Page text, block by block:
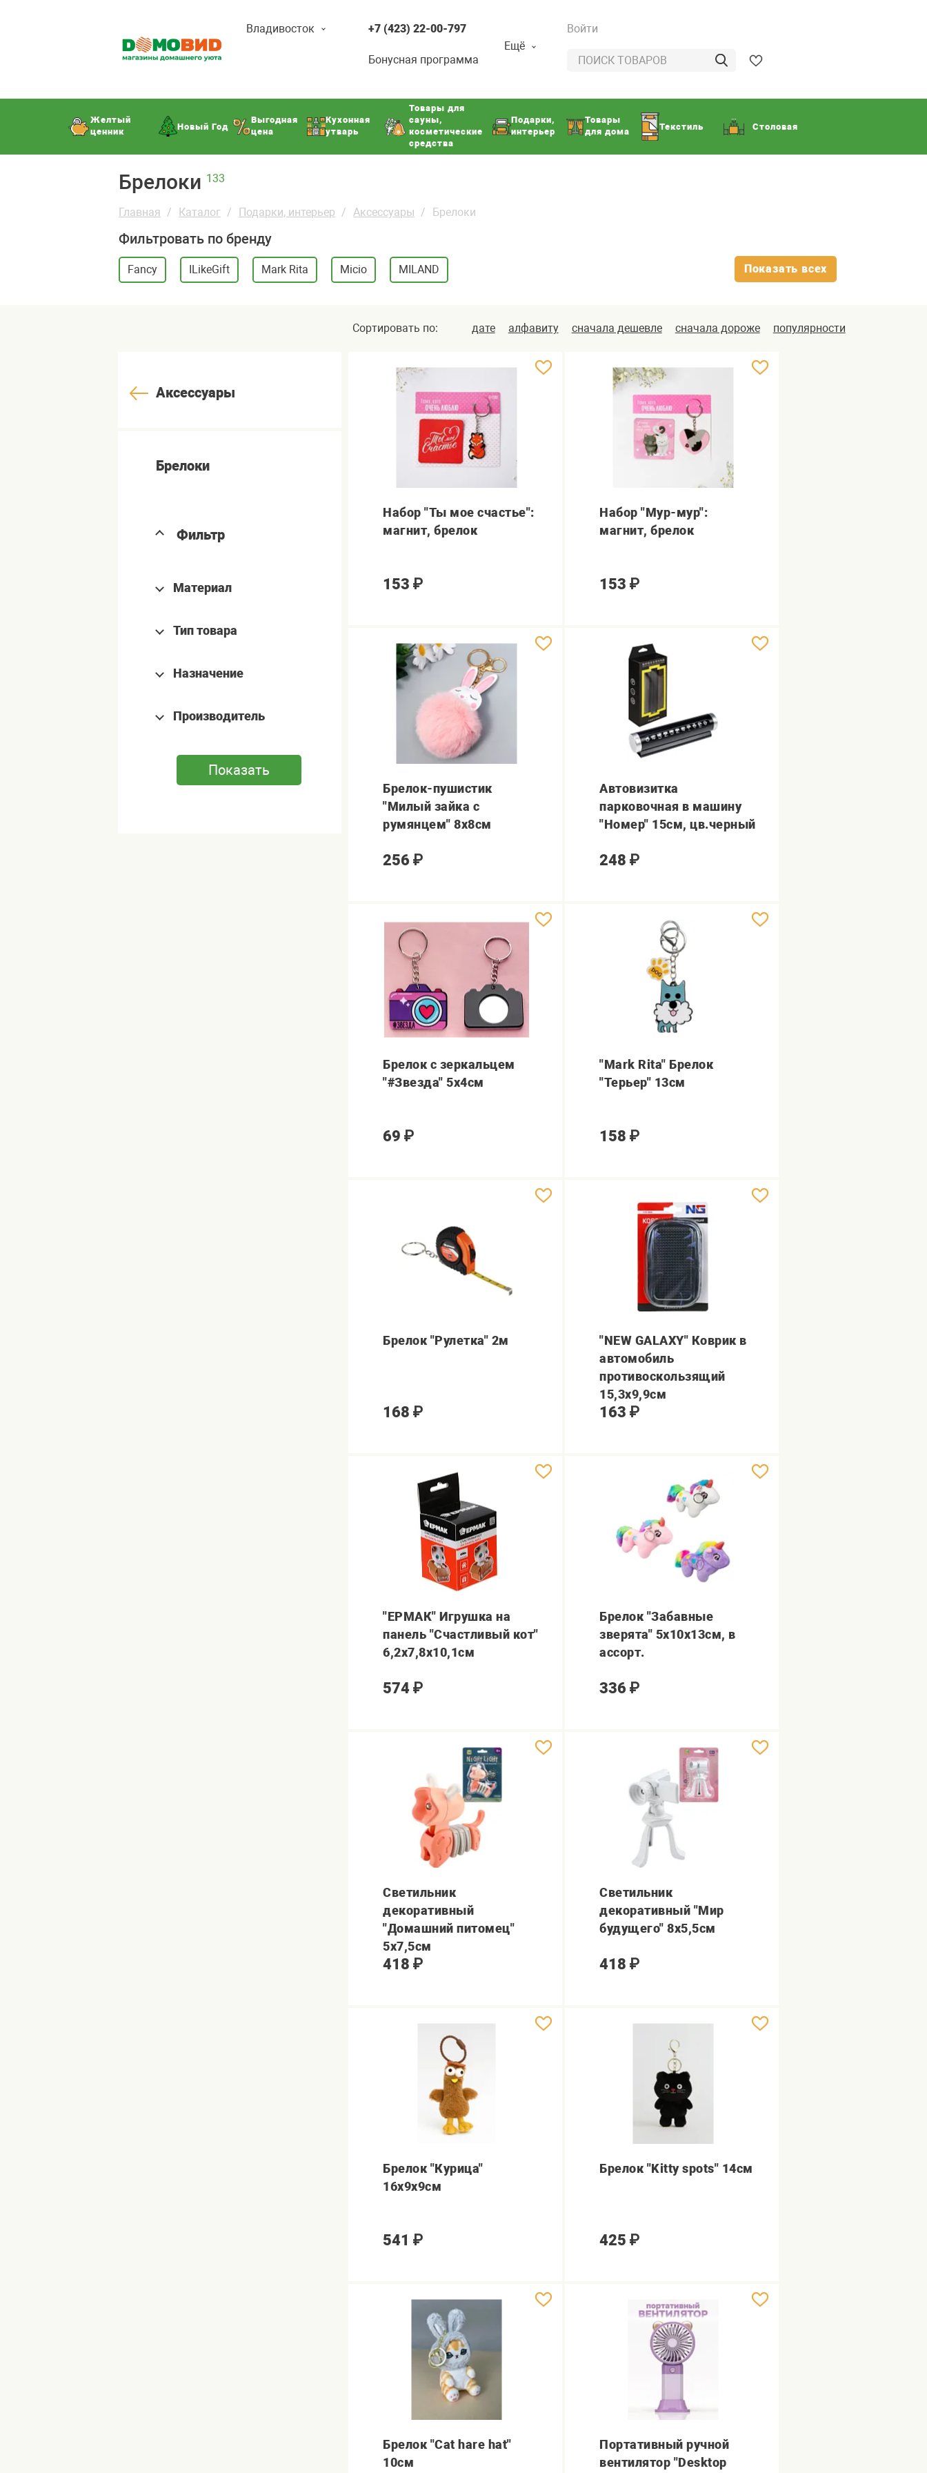
Владивосток +7 (423) 22-00-797
Бонусная программа
Ещё
Войти
Желтый
ценник
Новый Год
Выгодная
цена
Кухонная
утварь
Товары для
сауны,
косметические
средства
Подарки,
интерьер
Товары
для дома
Текстиль Столовая
Брелоки 133
Главная Каталог Подарки, интерьер Аксессуары Брелоки
Фильтровать по бренду
Fancy ILikeGift Mark Rita Micio MILAND Показать всех
Сортировать по: дате алфавиту сначала дешевле сначала дороже популярности
Аксессуары
Брелоки
Фильтр
Материал
Тип товара
Назначение
Производитель
Набор "Ты мое счастье":
магнит, брелок
153 ₽
Набор "Мур-мур":
магнит, брелок
153 ₽
Брелок-пушистик
"Милый зайка с
румянцем" 8х8см
256 ₽
Автовизитка
парковочная в машину
"Номер" 15см, цв.черный
248 ₽
Брелок с зеркальцем
"#Звезда" 5х4см
69 ₽
"Mark Rita" Брелок
"Терьер" 13см
158 ₽
Брелок "Рулетка" 2м
168 ₽
"NEW GALAXY" Коврик в
автомобиль
противоскользящий
15,3х9,9см
163 ₽
"ЕРМАК" Игрушка на
панель "Счастливый кот"
6,2х7,8х10,1см
574 ₽
Брелок "Забавные
зверята" 5х10х13см, в
ассорт.
336 ₽
Светильник
декоративный
"Домашний питомец"
5х7,5см
418 ₽
Светильник
декоративный "Мир
будущего" 8х5,5см
418 ₽
Брелок "Курица"
16х9х9см
541 ₽
Брелок "Kitty spots" 14см
425 ₽
Брелок "Cat hare hat"
10см
Портативный ручной
вентилятор "Desktop